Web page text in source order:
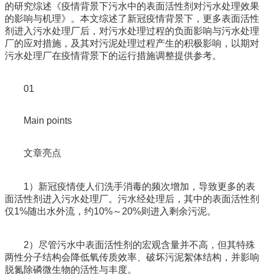
的研究综述《疫情背景下污水中的表面活性剂对污水处理效果
的影响与机理》。本文综述了新冠疫情背景下，更多表面活性
剂进入污水处理厂后，对污水处理过程的负面影响与污水处理
厂的应对措施，及其对污泥处理过程产生的积极影响，以期对
污水处理厂在疫情背景下的运行措施调整提供参考。
01
Main points
文章亮点
1）新冠疫情使人们洗手消毒的频次增加，导致更多的表
面活性剂进入污水处理厂。污水经处理后，其中的表面活性剂
仅1%随出水外流，约10%～20%则进入剩余污泥。
2）尽管污水中表面活性剂的宏观含量并不高，但其特殊
两性分子结构会降低氧传质效率、破坏污泥絮体结构，并影响
脱氮除磷微生物的活性与丰度。